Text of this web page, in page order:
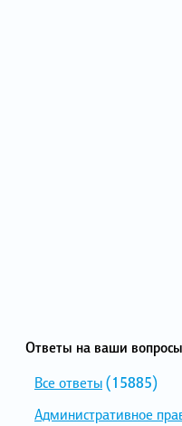
Ответы на ваши
Все ответы(15885)
Административное